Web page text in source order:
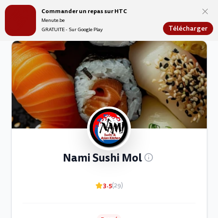
Commander un repas sur HTC
Menute.be
GRATUITE - Sur Google Play
Télécharger
Menute.be
Nami Sushi Mol
3.5(29)